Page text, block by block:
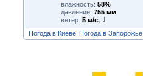
влажность: 58%
давление: 755 мм
ветер: 5 м/с,
Погода в Киеве Погода в Запорожье